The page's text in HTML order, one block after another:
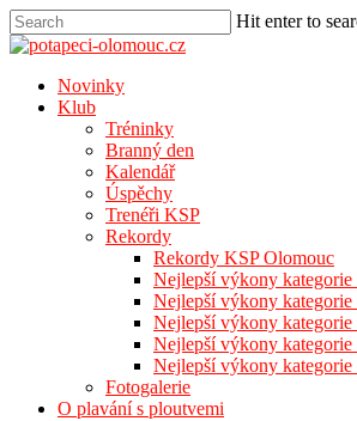
Hit enter to
Novinky
Klub
Tréninky
Branný den
Kalendář
Úspěchy
Trenéři KSP
Rekordy
Rekordy KSP Olomouc
Nejlepší výkony kategorie
Nejlepší výkony kategorie
Nejlepší výkony kategorie
Nejlepší výkony kategorie
Nejlepší výkony kategorie
Fotogalerie
O plavání s ploutvemi